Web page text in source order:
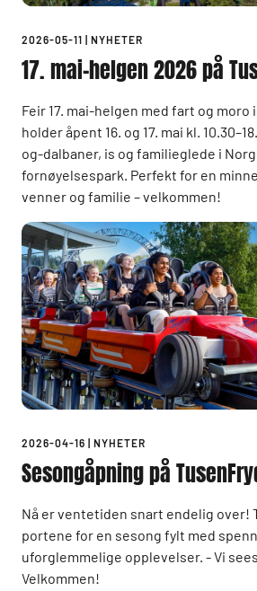
2026-05-11 NYHETER
17. mai-helgen 2026 på
Feir 17. mai-helgen med fart og moro
holder åpent 16. og 17. mai kl.
og-dalbaner, is og familieglede i
fornøyelsespark. Perfekt for en
venner og familie – velkommen!
2026-04-16 NYHETER
Sesongåpning på
Nå er ventetiden snart endelig over!
portene for en sesong fylt med
uforglemmelige opplevelser. - Vi
Velkommen!